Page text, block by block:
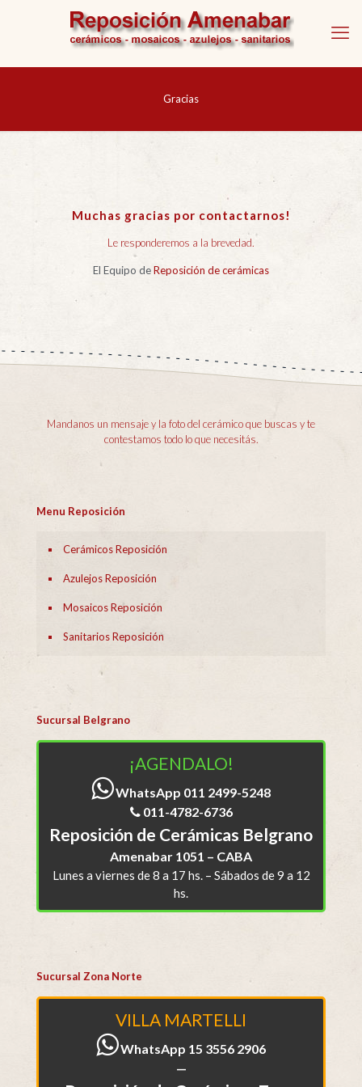
Gracias
Muchas gracias por contactarnos!
Le responderemos a la brevedad.
El Equipo deReposición de cerámicas
Mandanos un mensaje y la foto del cerámico que buscas y te
contestamos todo lo que necesitás.
Menu Reposición
Cerámicos Reposición
Azulejos Reposición
Mosaicos Reposición
Sanitarios Reposición
Sucursal Belgrano
¡AGENDALO!
WhatsApp 011 2499-5248
011-4782-6736
Reposición de Cerámicas Belgrano
Amenabar 1051 – CABA
Lunes a viernes de 8 a 17 hs. – Sábados de 9 a 12
hs.
Sucursal Zona Norte
VILLA MARTELLI
WhatsApp 15 3556 2906
—